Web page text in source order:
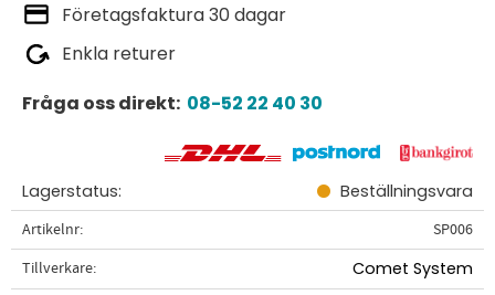
Företagsfaktura 30 dagar
Enkla returer
Fråga oss direkt: 08-52 22 40 30
Lagerstatus Beställningsvara
Artikelnr
SP006
Tillverkare
Comet System